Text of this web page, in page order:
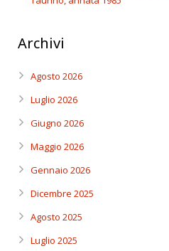
Archivi
Agosto 2026
Luglio 2026
Giugno 2026
Maggio 2026
Gennaio 2026
Dicembre 2025
Agosto 2025
Luglio 2025